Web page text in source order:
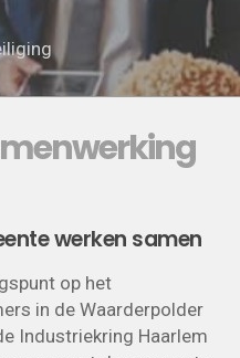
werken samen
op het
in de Waarderpolder
Industriekring Haarlem